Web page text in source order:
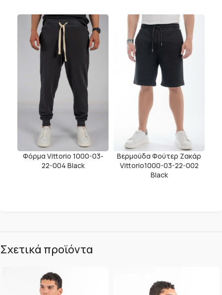
Φόρμα Vittorio 1000-03-
22-004 Black
Βερμούδα Φούτερ Ζακάρ
Vittorio1000-03-22-002
Black
Σχετικά προϊόντα